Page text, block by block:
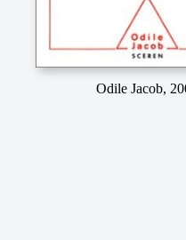
Odile Jacob,